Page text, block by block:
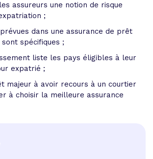
assureurs une notion de risque
;
dans une assurance de prêt
spécifiques ;
liste les pays éligibles à leur
expatrié ;
majeur à avoir recours à un courtier
à choisir la meilleure assurance